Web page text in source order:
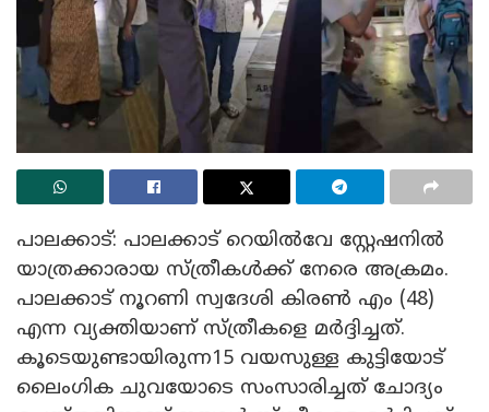
പാലക്കാട്: പാലക്കാട് റെയിൽവേ സ്റ്റേഷനിൽ
യാത്രക്കാരായ സ്ത്രീകൾക്ക് നേരെ അക്രമം.
പാലക്കാട് നൂറണി സ്വദേശി കിരൺ എം (48)
എന്ന വ്യക്തിയാണ് സ്ത്രീകളെ മർദ്ദിച്ചത്.
കൂടെയുണ്ടായിരുന്ന15 വയസുള്ള കുട്ടിയോട്
ലൈംഗിക ചുവയോടെ സംസാരിച്ചത് ചോദ്യം